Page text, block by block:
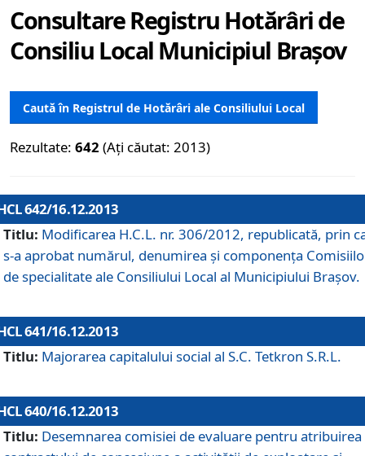
Consultare Registru Hotărâri de
Consiliu Local Municipiul Brașov
Caută în Registrul de Hotărâri ale Consiliului Local
Rezultate: 642 (Ați căutat: 2013)
642/16.12.2013
Titlu: Modificarea H.C.L. nr. 306/2012, republicată, prin
s-a aprobat numărul, denumirea şi componenţa
de specialitate ale Consiliului Local al Municipiului Braşov.
641/16.12.2013
Titlu: Majorarea capitalului social al S.C. Tetkron S.R.L.
640/16.12.2013
Titlu: Desemnarea comisiei de evaluare pentru atribuirea